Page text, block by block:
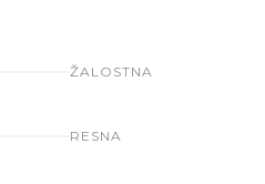
ŽALOSTNA
RESNA